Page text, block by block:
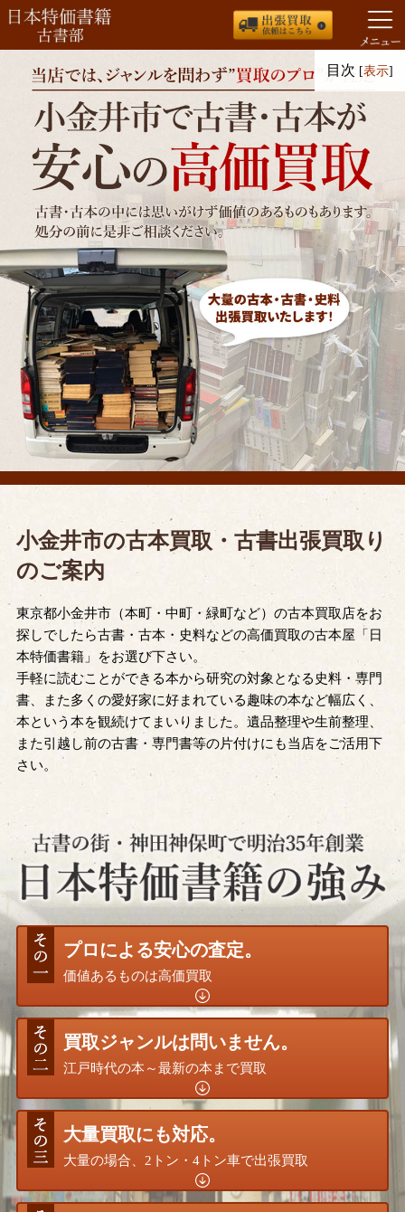
プ
目次 [表示]
小金井市の古本買取・古書出張買取り
のご案内
東京都小金井市（本町・中町・緑町など）の古本買取店をお
探しでしたら古書・古本・史料などの高価買取の古本屋「日
本特価書籍」をお選び下さい。
手軽に読むことができる本から研究の対象となる史料・専門
書、また多くの愛好家に好まれている趣味の本など幅広く、
本という本を観続けてまいりました。遺品整理や生前整理、
また引越し前の古書・専門書等の片付けにも当店をご活用下
さい。
プロによる安心の査定。
価値あるものは高価買取
買取ジャンルは問いません。
江戸時代の本～最新の本まで買取
大量買取にも対応。
大量の場合、2トン・4トン車で出張買取